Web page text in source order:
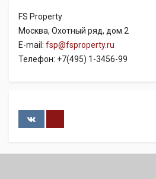
FS Property
Москва, Охотный ряд, дом 2
E-mail: fsp@fsproperty.ru
Телефон: +7(495) 1-3456-99